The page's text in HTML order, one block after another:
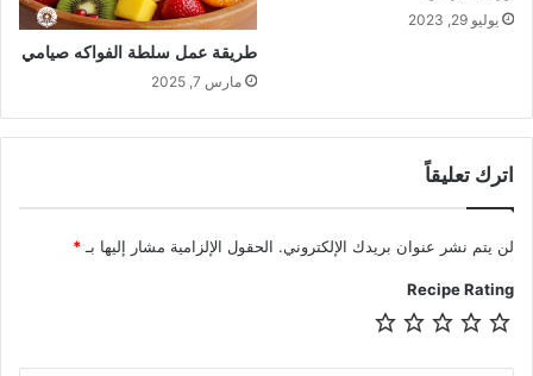
يوليو 29, 2023
طريقة عمل سلطة الفواكه صيامي
مارس 7, 2025
اترك تعليقاً
لن يتم نشر عنوان بريدك الإلكتروني. الحقول الإلزامية مشار إليها بـ *
Recipe Rating